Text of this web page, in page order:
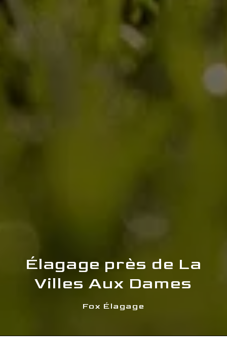
Élagage près de La
Villes Aux Dames
Fox Élagage